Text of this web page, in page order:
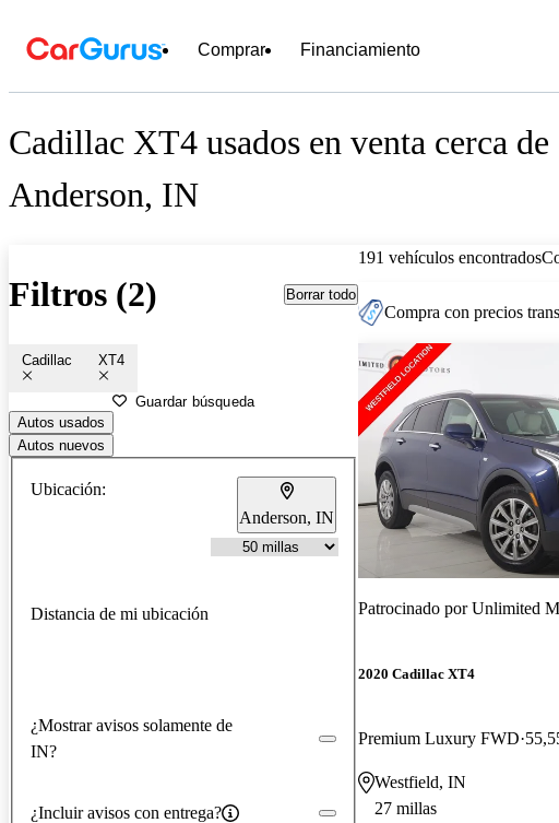
Comprar Financiamiento
Cadillac XT4 usados en venta cerca de
Anderson, IN
Filtros (2) Borrar todo
Cadillac XT4
Guardar búsqueda
Autos usados
Autos nuevos
Ubicación:
Anderson, IN
Distancia de mi ubicación
¿Mostrar avisos solamente de
IN?
¿Incluir avisos con entrega?
191 vehículos encontrados
Compra con precios
Patrocinado porUnlimited
2020 Cadillac XT4
Premium Luxury FWD
Westfield, IN
27 millas